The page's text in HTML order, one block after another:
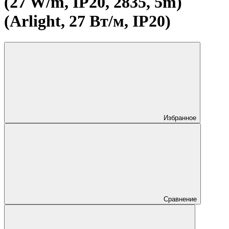
(Arlight, 27 Вт/м, IP20)
Избранное
Сравнение